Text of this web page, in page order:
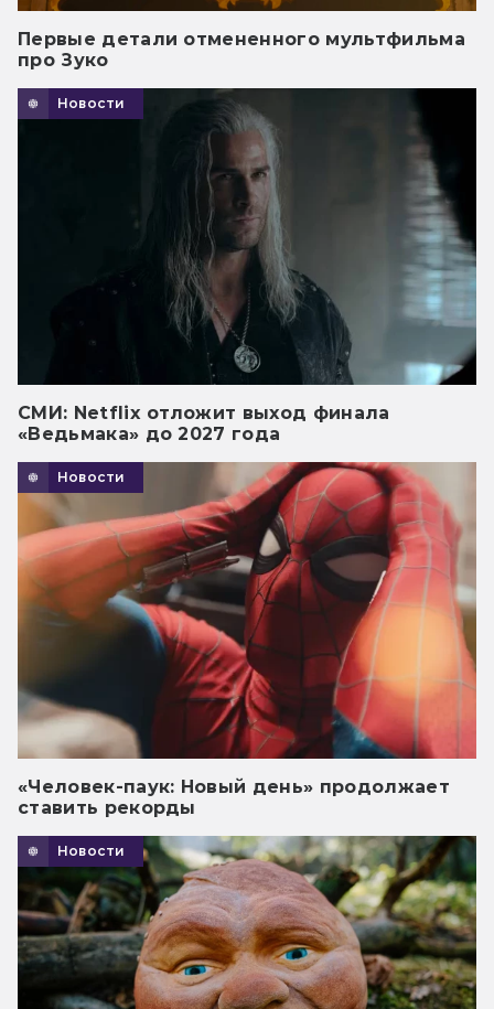
Первые детали отмененного мультфильма
про Зуко
Новости
СМИ: Netflix отложит выход финала
«Ведьмака» до 2027 года
Новости
«Человек-паук: Новый день» продолжает
ставить рекорды
Новости